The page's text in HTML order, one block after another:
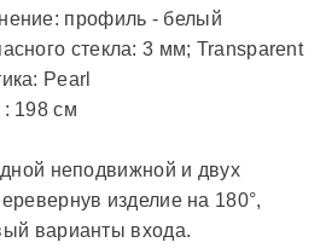
профиль - белый
стекла: 3 мм; Transparent
Pearl
: 198 cм
неподвижной и двух
изделие на 180°,
варианты входа.